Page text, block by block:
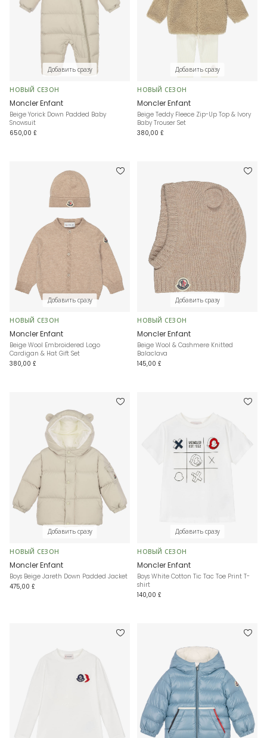
Добавить сразу
НОВЫЙ СЕЗОН
Moncler Enfant
Beige Yorick Down Padded Baby
Snowsuit
650,00 £
Добавить сразу
НОВЫЙ СЕЗОН
Moncler Enfant
Beige Teddy Fleece Zip-Up Top & Ivory
Baby Trouser Set
380,00 £
Добавить сразу
НОВЫЙ СЕЗОН
Moncler Enfant
Beige Wool Embroidered Logo
Cardigan & Hat Gift Set
380,00 £
Добавить сразу
НОВЫЙ СЕЗОН
Moncler Enfant
Beige Wool & Cashmere Knitted
Balaclava
145,00 £
Добавить сразу
НОВЫЙ СЕЗОН
Moncler Enfant
Boys Beige Jareth Down Padded Jacket
475,00 £
Добавить сразу
НОВЫЙ СЕЗОН
Moncler Enfant
Boys White Cotton Tic Tac Toe Print T-
shirt
140,00 £